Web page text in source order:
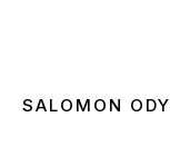
SALOMON